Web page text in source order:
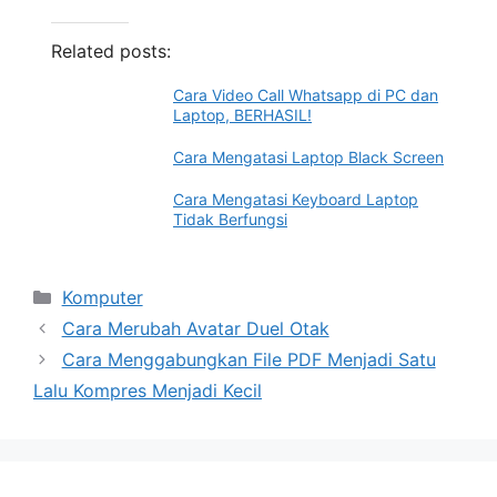
Related posts:
Cara Video Call Whatsapp di PC dan
Laptop, BERHASIL!
Cara Mengatasi Laptop Black Screen
Cara Mengatasi Keyboard Laptop
Tidak Berfungsi
Categories
Komputer
Cara Merubah Avatar Duel Otak
Cara Menggabungkan File PDF Menjadi Satu
Lalu Kompres Menjadi Kecil